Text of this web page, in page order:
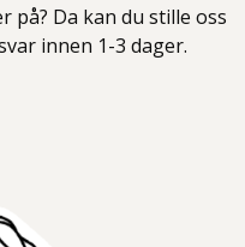
på? Da kan du stille oss
innen 1-3 dager.